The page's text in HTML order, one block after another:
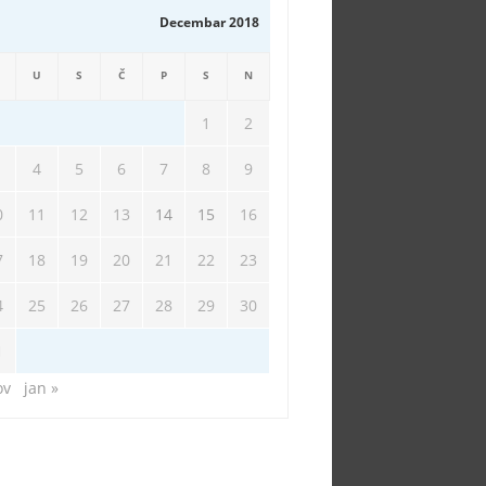
Decembar 2018
U S Č P S N
1 2
4 5 6 7 8 9
11 12 13 14 15 16
18 19 20 21 22 23
25 26 27 28 29 30
jan »